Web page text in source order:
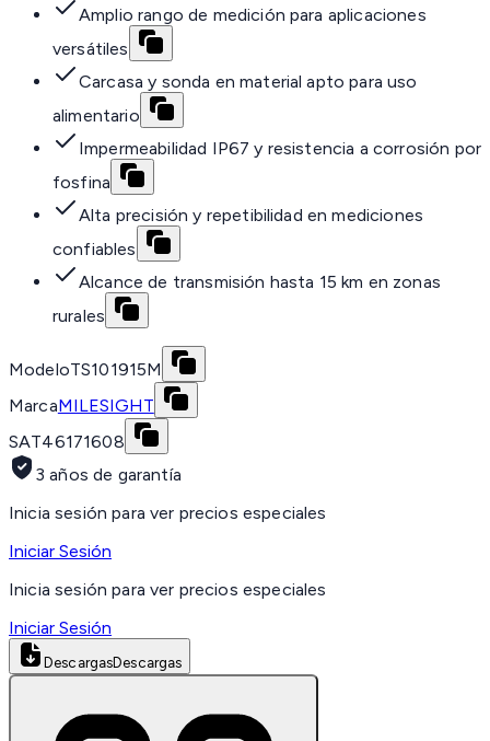
Amplio rango de medición para aplicaciones
versátiles
Carcasa y sonda en material apto para uso
alimentario
Impermeabilidad IP67 y resistencia a corrosión por
fosfina
Alta precisión y repetibilidad en mediciones
confiables
Alcance de transmisión hasta 15 km en zonas
rurales
ModeloTS101915M
MarcaMILESIGHT
SAT46171608
3 años de garantía
Inicia sesión para ver precios especiales
Iniciar Sesión
Inicia sesión para ver precios especiales
Iniciar Sesión
DescargasDescargas